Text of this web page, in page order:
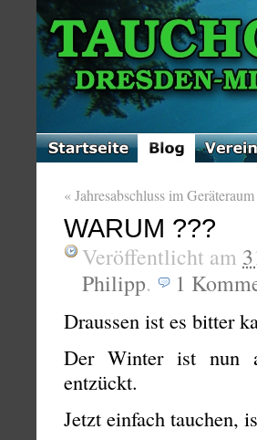
«Jahresabschluss im Geräteraum
WARUM ???
Veröffentlicht am
Philipp. 1
Draussen ist es bitter
Der Winter ist nun
entzückt.
Jetzt einfach tauchen,